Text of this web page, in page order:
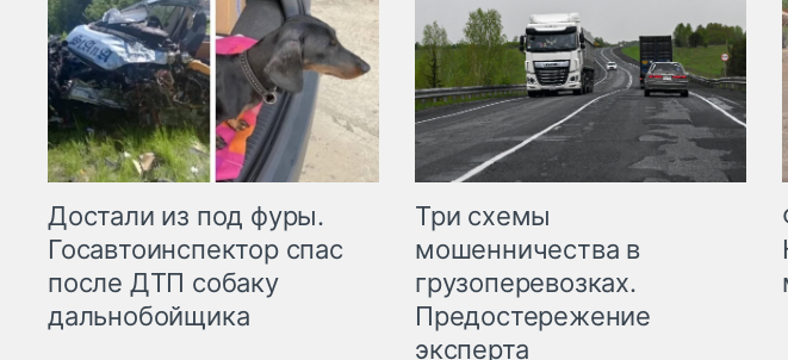
Достали из под фуры.
Госавтоинспектор спас
после ДТП собаку
дальнобойщика
Три схемы
мошенничества в
грузоперевозках.
Предостережение
эксперта